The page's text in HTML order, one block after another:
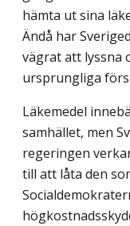
hämta ut sina
Ändå har
vägrat att lyssna
ursprungliga
Läkemedel
samhället, men
regeringen
till att låta den